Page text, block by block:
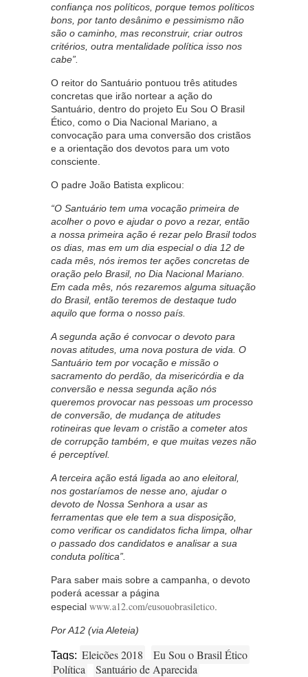
confiança nos políticos, porque temos políticos
bons, por tanto desânimo e pessimismo não
são o caminho, mas reconstruir, criar outros
critérios, outra mentalidade política isso nos
cabe”.
O reitor do Santuário pontuou três atitudes
concretas que irão nortear a ação do
Santuário, dentro do projeto Eu Sou O Brasil
Ético, como o Dia Nacional Mariano, a
convocação para uma conversão dos cristãos
e a orientação dos devotos para um voto
consciente.
O padre João Batista explicou:
“O Santuário tem uma vocação primeira de
acolher o povo e ajudar o povo a rezar, então
a nossa primeira ação é rezar pelo Brasil todos
os dias, mas em um dia especial o dia 12 de
cada mês, nós iremos ter ações concretas de
oração pelo Brasil, no Dia Nacional Mariano.
Em cada mês, nós rezaremos alguma situação
do Brasil, então teremos de destaque tudo
aquilo que forma o nosso país.
A segunda ação é convocar o devoto para
novas atitudes, uma nova postura de vida. O
Santuário tem por vocação e missão o
sacramento do perdão, da misericórdia e da
conversão e nessa segunda ação nós
queremos provocar nas pessoas um processo
de conversão, de mudança de atitudes
rotineiras que levam o cristão a cometer atos
de corrupção também, e que muitas vezes não
é perceptível.
A terceira ação está ligada ao ano eleitoral,
nos gostaríamos de nesse ano, ajudar o
devoto de Nossa Senhora a usar as
ferramentas que ele tem a sua disposição,
como verificar os candidatos ficha limpa, olhar
o passado dos candidatos e analisar a sua
conduta política”.
Para saber mais sobre a campanha, o devoto
poderá acessar a página
especial www.a12.com/eusouobrasiletico
Por A12 (via Aleteia)
Tags: Eleições 2018
Eu Sou o Brasil Ético
Política
Santuário de Aparecida